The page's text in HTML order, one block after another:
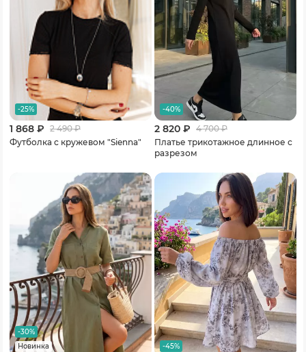
-25%
1 868 ₽ 2 490₽
Футболка с кружевом "Sienna"
-40%
2 820 ₽ 4 700₽
Платье трикотажное длинное с
разрезом
-30%
Новинка
-45%